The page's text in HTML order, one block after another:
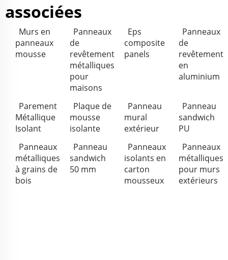
associées
Murs en
panneaux
mousse
Panneaux
de
revêtement
métalliques
pour
maisons
Eps
composite
panels
Panneaux
de
revêtement
en
aluminium
Parement
Métallique
Isolant
Plaque de
mousse
isolante
Panneau
mural
extérieur
Panneau
sandwich
PU
Panneaux
métalliques
à grains de
bois
Panneau
sandwich
50 mm
Panneaux
isolants en
carton
mousseux
Panneaux
métalliques
pour murs
extérieurs